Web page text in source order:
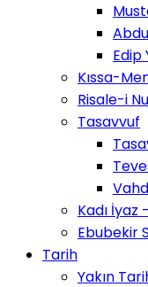
Edip
Kıssa-
Risale-i
Tasavvuf
Kadı İyaz
Ebubekir
Tarih
Yakın